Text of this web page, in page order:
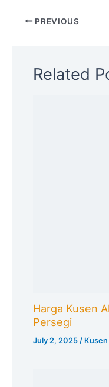
PREVIOUS
Related
Harga Kusen
Persegi
July 2, 2025 /